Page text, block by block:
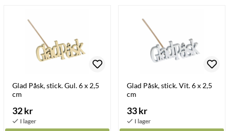
Glad Påsk, stick. Gul. 6 x 2,5
cm
32 kr
Glad Påsk, stick. Vit. 6 x 2,5
cm
33 kr